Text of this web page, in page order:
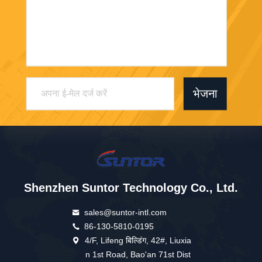
भेजना
Shenzhen Suntor Technology Co., Ltd.
sales@suntor-intl.com
86-130-5810-0195
4/F, Lifeng बिल्डिंग, 42#, Liuxia
n 1st Road, Bao'an 71st Dist